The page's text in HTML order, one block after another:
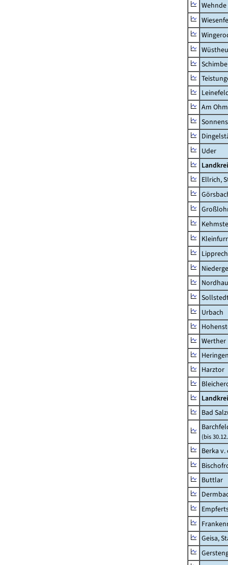
Wehnde
Am
Uder
Ellrich,
Urbach
Werther
Harztor
Bad
(bis
Berka v.
Buttlar
Geisa,